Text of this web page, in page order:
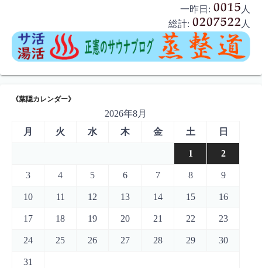
一昨日:
人
総計:
人
《葉隠カレンダー》
2026年8月
月
火 水 木 金 土 日
1 2
3 4 5 6 7 8 9
10 11 12 13 14 15 16
17 18 19 20 21 22 23
24 25 26 27 28 29 30
31